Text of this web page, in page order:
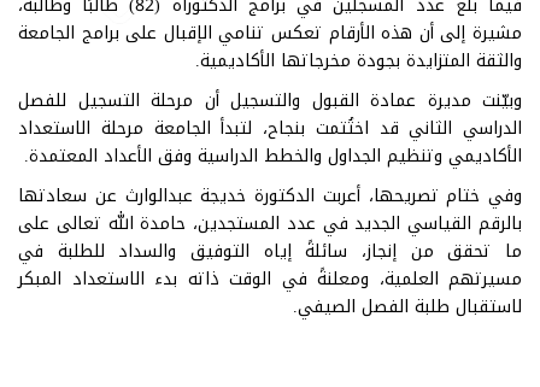
مشيرة إلى أن هذه الأرقام تعكس تنامي الإقبال على برامج الجامعة
والثقة المتزايدة بجودة مخرجاتها الأكاديمية.
وبيّنت مديرة عمادة القبول والتسجيل أن مرحلة التسجيل للفصل
الدراسي الثاني قد اختُتمت بنجاح، لتبدأ الجامعة مرحلة الاستعداد
الأكاديمي وتنظيم الجداول والخطط الدراسية وفق الأعداد المعتمدة.
وفي ختام تصريحها، أعربت الدكتورة خديجة عبدالوارث عن سعادتها
بالرقم القياسي الجديد في عدد المستجدين، حامدة الله تعالى على
ما تحقق من إنجاز، سائلةً إياه التوفيق والسداد للطلبة في
مسيرتهم العلمية، ومعلنةً في الوقت ذاته بدء الاستعداد المبكر
لاستقبال طلبة الفصل الصيفي.